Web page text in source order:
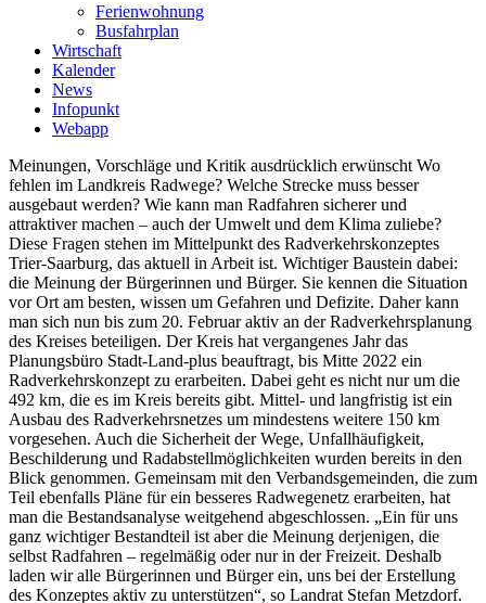
Ferienwohnung
Busfahrplan
Wirtschaft
Kalender
News
Infopunkt
Webapp
Meinungen, Vorschläge und Kritik ausdrücklich erwünscht Wo
fehlen im Landkreis Radwege? Welche Strecke muss besser
ausgebaut werden? Wie kann man Radfahren sicherer und
attraktiver machen – auch der Umwelt und dem Klima zuliebe?
Diese Fragen stehen im Mittelpunkt des Radverkehrskonzeptes
Trier-Saarburg, das aktuell in Arbeit ist. Wichtiger Baustein dabei:
die Meinung der Bürgerinnen und Bürger. Sie kennen die Situation
vor Ort am besten, wissen um Gefahren und Defizite. Daher kann
man sich nun bis zum 20. Februar aktiv an der Radverkehrsplanung
des Kreises beteiligen. Der Kreis hat vergangenes Jahr das
Planungsbüro Stadt-Land-plus beauftragt, bis Mitte 2022 ein
Radverkehrskonzept zu erarbeiten. Dabei geht es nicht nur um die
492 km, die es im Kreis bereits gibt. Mittel- und langfristig ist ein
Ausbau des Radverkehrsnetzes um mindestens weitere 150 km
vorgesehen. Auch die Sicherheit der Wege, Unfallhäufigkeit,
Beschilderung und Radabstellmöglichkeiten wurden bereits in den
Blick genommen. Gemeinsam mit den Verbandsgemeinden, die zum
Teil ebenfalls Pläne für ein besseres Radwegenetz erarbeiten, hat
man die Bestandsanalyse weitgehend abgeschlossen. „Ein für uns
ganz wichtiger Bestandteil ist aber die Meinung derjenigen, die
selbst Radfahren – regelmäßig oder nur in der Freizeit. Deshalb
laden wir alle Bürgerinnen und Bürger ein, uns bei der Erstellung
des Konzeptes aktiv zu unterstützen“, so Landrat Stefan Metzdorf.